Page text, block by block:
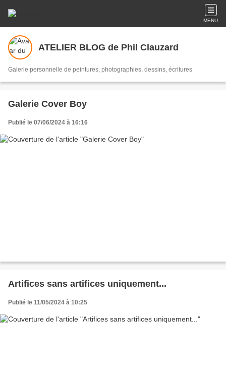
MENU
ATELIER BLOG de Phil Clauzard
Galerie personnelle de peintures, photographies, dessins, écritures
Galerie Cover Boy
Publié le 07/06/2024 à 16:16
Artifices sans artifices uniquement...
Publié le 11/05/2024 à 10:25